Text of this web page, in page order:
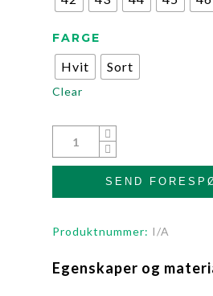
FARGE
Hvit Sort
Clear
SEND
Produktnummer: I/A
Egenskaper og